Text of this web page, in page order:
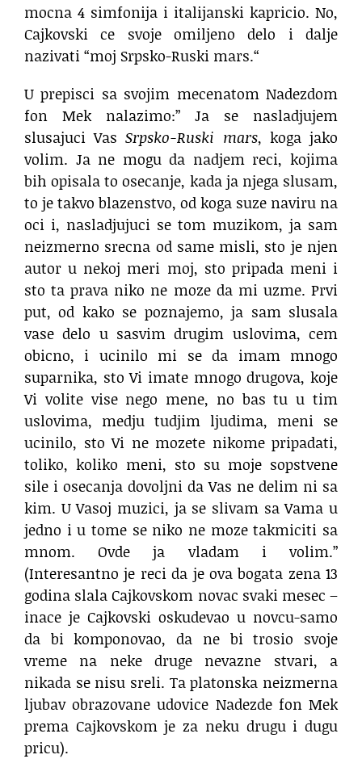
mocna 4 simfonija i italijanski kapricio. No,
Cajkovski ce svoje omiljeno delo i dalje
nazivati “moj Srpsko-Ruski mars.“
U prepisci sa svojim mecenatom Nadezdom
fon Mek nalazimo:” Ja se nasladjujem
slusajuci VasSrpsko-Ruski mars, koga jako
volim. Ja ne mogu da nadjem reci, kojima
bih opisala to osecanje, kada ja njega slusam,
to je takvo blazenstvo, od koga suze naviru na
oci i, nasladjujuci se tom muzikom, ja sam
neizmerno srecna od same misli, sto je njen
autor u nekoj meri moj, sto pripada meni i
sto ta prava niko ne moze da mi uzme. Prvi
put, od kako se poznajemo, ja sam slusala
vase delo u sasvim drugim uslovima, cem
obicno, i ucinilo mi se da imam mnogo
suparnika, sto Vi imate mnogo drugova, koje
Vi volite vise nego mene, no bas tu u tim
uslovima, medju tudjim ljudima, meni se
ucinilo, sto Vi ne mozete nikome pripadati,
toliko, koliko meni, sto su moje sopstvene
sile i osecanja dovoljni da Vas ne delim ni sa
kim. U Vasoj muzici, ja se slivam sa Vama u
jedno i u tome se niko ne moze takmiciti sa
mnom. Ovde ja vladam i volim.”
(Interesantno je reci da je ova bogata zena 13
godina slala Cajkovskom novac svaki mesec –
inace je Cajkovski oskudevao u novcu-samo
da bi komponovao, da ne bi trosio svoje
vreme na neke druge nevazne stvari, a
nikada se nisu sreli. Ta platonska neizmerna
ljubav obrazovane udovice Nadezde fon Mek
prema Cajkovskom je za neku drugu i dugu
pricu).